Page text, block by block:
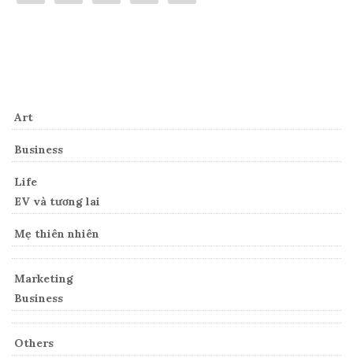
Art
Business
Life
EV và tương lai
Mẹ thiên nhiên
Marketing
Business
Others